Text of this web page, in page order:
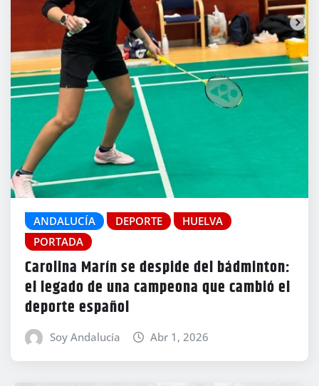
ANDALUCÍA DEPORTE
HUELVA
PORTADA
Carolina Marín se despide del bádminton:
el legado de una campeona que cambió el
deporte español
Soy Andalucía Abr 1, 2026